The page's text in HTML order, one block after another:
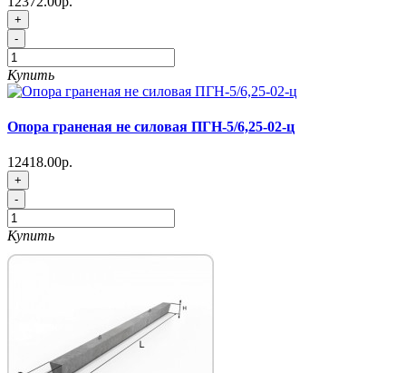
+
-
Купить
Опора граненая не силовая ПГН-5/6,25-02-ц
12418.00р.
+
-
Купить